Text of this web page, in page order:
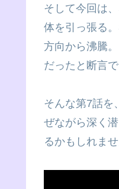
そして今回は
体を引っ張る
方向から沸騰
だったと断言で
そんな第7話を
ぜながら深く
るかもしれませ